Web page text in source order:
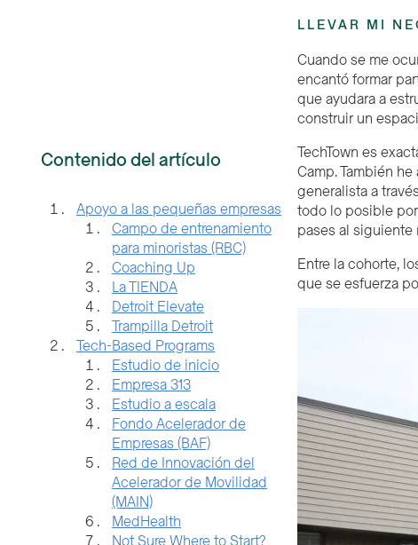
Contenido del artículo
Apoyo a las pequeñas empresas
Campo de entrenamiento
para minoristas (RBC)
Coaching Up
La TIENDA
Detroit Elevate
Trampilla Detroit
Tech-Based Programs
Estudio de inicio
Empresa 313
Estudio a escala
Fondo Acelerador de
Empresas (BAF)
Red de Innovación del
Acelerador de Movilidad
(MAIN)
MedHealth
LLEVAR MI
Cuando se me
encantó formar
que ayudara a
construir un
TechTown es
Camp. También
generalista a
todo lo posible
pases al siguiente
Entre la cohorte,
que se esfuerza